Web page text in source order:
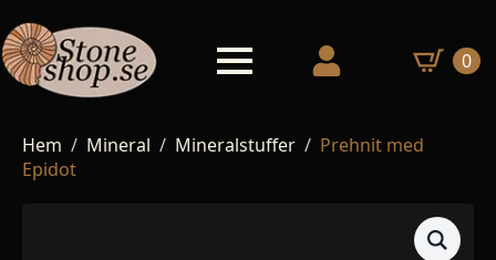
0
Hem Mineral Mineralstuffer
Prehnit med
Epidot